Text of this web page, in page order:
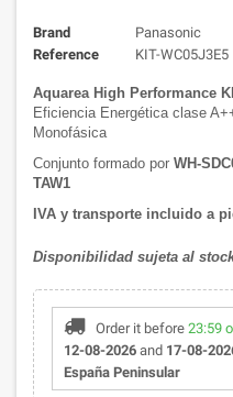
Brand
Panasonic
Reference
KIT-WC05J3E5
Aquarea High Performance
Eficiencia Energética clase
Monofásica
Conjunto formado por WH-
TAW1
IVA y transporte incluido a
Disponibilidad sujeta al
Order it before 23:59
12-08-2026and 17-08-
España Peninsular